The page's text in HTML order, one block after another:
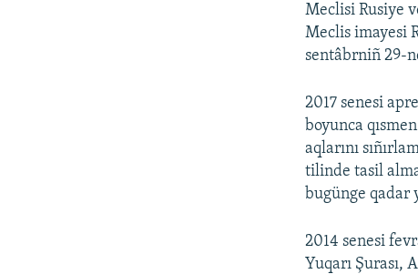
Meclisi Rusiye
Meclis imayesi
sentâbrniñ 29-
2017 senesi
boyunca
aqlarını
tilinde tasil
bugünge
2014 senesi
Yuqarı